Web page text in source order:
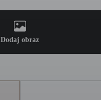
Dodaj obraz